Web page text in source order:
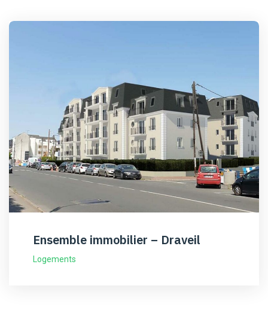
Ensemble immobilier – Draveil
Logements